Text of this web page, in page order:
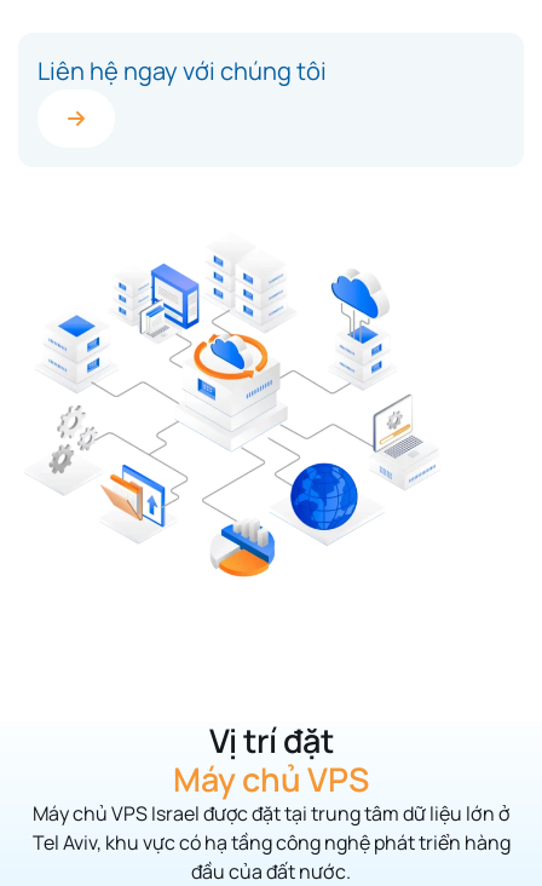
Liên hệ ngay với chúng tôi
Vị trí đặt
Máy chủ VPS
Máy chủ VPS Israel được đặt tại trung tâm dữ liệu lớn ở
Tel Aviv, khu vực có hạ tầng công nghệ phát triển hàng
đầu của đất nước.